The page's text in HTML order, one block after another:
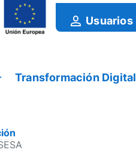
Usuarios
Transformación Digital